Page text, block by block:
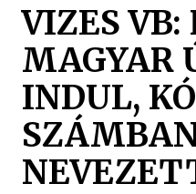
VIZES VB:
MAGYAR
INDUL,